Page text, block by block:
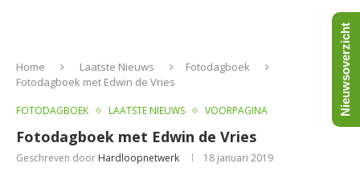
Home Laatste Nieuws
Fotodagboek
Fotodagboek met Edwin de Vries
FOTODAGBOEK LAATSTE NIEUWS VOORPAGINA
Fotodagboek met Edwin de Vries
Geschreven door Hardloopnetwerk 18 januari 2019
Nieuwsoverzicht